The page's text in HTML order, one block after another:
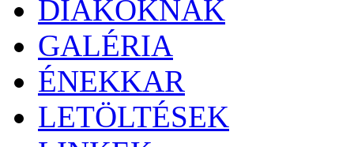
DIÁKOKNAK
GALÉRIA
ÉNEKKAR
LETÖLTÉSEK